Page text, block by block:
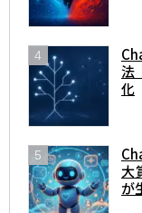
法
化
大
が